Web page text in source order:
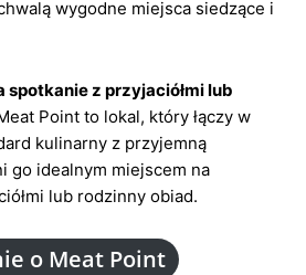
wygodne miejsca siedzące i
spotkanie z przyjaciółmi lub
Point to lokal, który łączy w
kulinarny z przyjemną
go idealnym miejscem na
lub rodzinny obiad.
o Meat Point